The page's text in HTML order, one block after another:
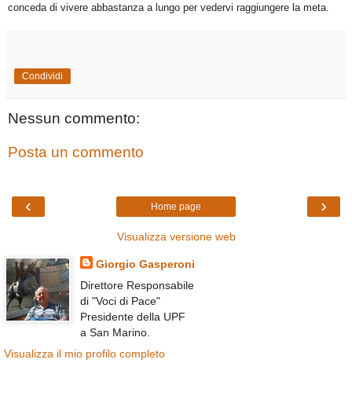
conceda di vivere abbastanza a lungo per vedervi raggiungere la meta.
Condividi
Nessun commento:
Posta un commento
‹ ›
Home page
Visualizza versione web
Giorgio Gasperoni
Direttore Responsabile
di "Voci di Pace"
Presidente della UPF
a San Marino.
Visualizza il mio profilo completo